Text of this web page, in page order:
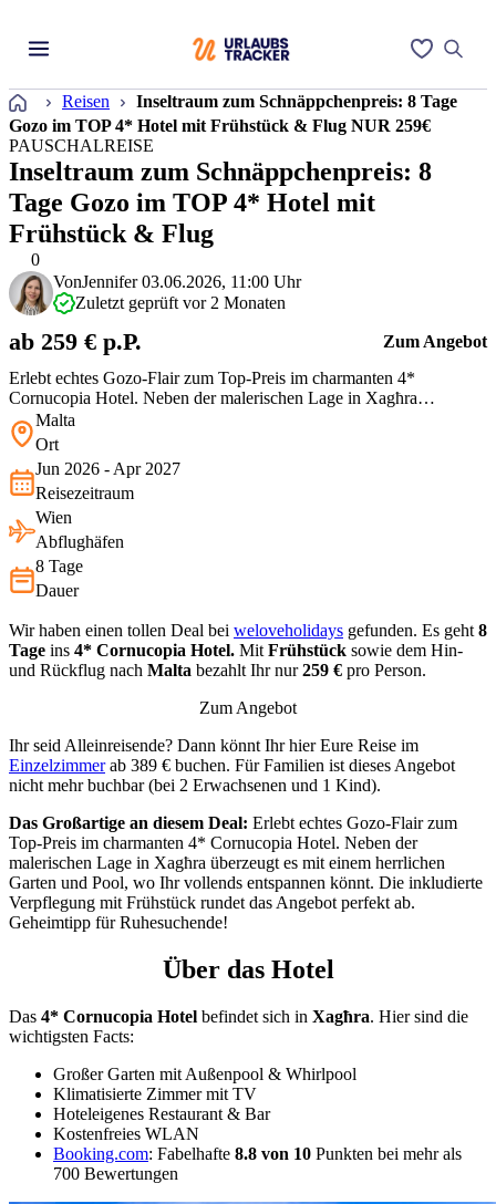
Startseite
Reisen
Inseltraum zum Schnäppchenpreis: 8 Tage
Gozo im TOP 4* Hotel mit Frühstück & Flug NUR 259€
0
PAUSCHALREISE
Inseltraum zum Schnäppchenpreis: 8
Tage Gozo im TOP 4* Hotel mit
Frühstück & Flug
Erlebt echtes Gozo-Flair zum Top-Preis im charmanten 4*
Cornucopia Hotel. Neben der malerischen Lage in Xagħra
überzeugt es mit einem herrlichen Garten und Pool, wo Ihr vollends
entspannen könnt. Die inkludierte Verpflegung mit Frühstück rundet
VonJennifer 03.06.2026, 11:00 Uhr
Zuletzt geprüft vor 2 Monaten
ab 259 € p.P. Zum Angebot
Malta
Ort
Jun 2026 - Apr 2027
Reisezeitraum
Wien
Abflughäfen
8 Tage
Dauer
Wir haben einen tollen Deal bei weloveholidays gefunden. Es geht 8
Tage ins 4* Cornucopia Hotel. Mit Frühstück sowie dem Hin-
und Rückflug nach Malta bezahlt Ihr nur259 € pro Person.
Zum Angebot
Ihr seid Alleinreisende? Dann könnt Ihr hier Eure Reise im
Einzelzimmerab 389 € buchen. Für Familien ist dieses Angebot
nicht mehr buchbar (bei 2 Erwachsenen und 1 Kind).
Das Großartige an diesem Deal: Erlebt echtes Gozo-Flair zum
Top-Preis im charmanten 4* Cornucopia Hotel. Neben der
malerischen Lage in Xagħra überzeugt es mit einem herrlichen
Garten und Pool, wo Ihr vollends entspannen könnt. Die inkludierte
Verpflegung mit Frühstück rundet das Angebot perfekt ab.
Geheimtipp für Ruhesuchende!
Über das Hotel
Das 4* Cornucopia Hotel befindet sich in Xagħra. Hier sind die
wichtigsten Facts:
Großer Garten mit Außenpool & Whirlpool
Klimatisierte Zimmer mit TV
Hoteleigenes Restaurant & Bar
Kostenfreies WLAN
Booking.com: Fabelhafte 8.8 von 10 Punkten bei mehr als
700 Bewertungen